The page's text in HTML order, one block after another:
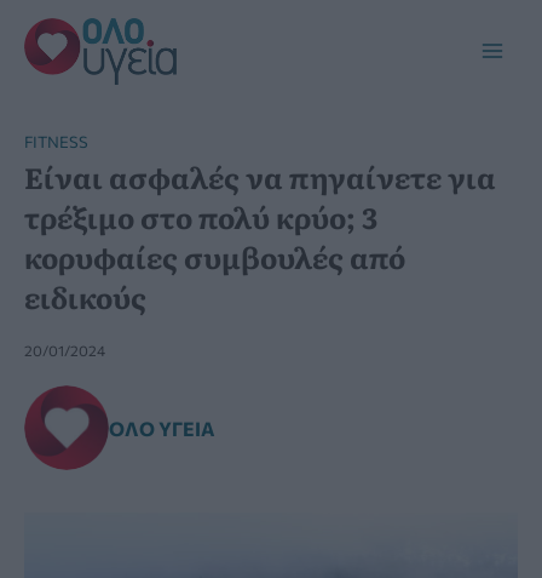
Μετάβαση
στο
περιεχόμενο
FITNESS
Είναι ασφαλές να πηγαίνετε για
τρέξιμο στο πολύ κρύο; 3
κορυφαίες συμβουλές από
ειδικούς
20/01/2024
ΌΛΟ ΥΓΕΊΑ